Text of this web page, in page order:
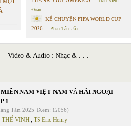
MỘT
Đoàn
KỂ CHUYỆN FIFA WORLD CUP
2026
Phan Tấn Uẩn
Video & Audio : Nhạc & . . .
NAM VIỆT NAM VÀ HẢI NGOẠI
1
Tám 2025 (Xem: 12056)
THẾ VINH, TS Eric Henry